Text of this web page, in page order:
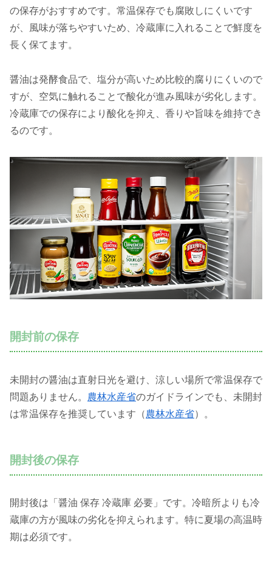
の保存がおすすめです。常温保存でも腐敗しにくいです
が、風味が落ちやすいため、冷蔵庫に入れることで鮮度を
長く保てます。
醤油は発酵食品で、塩分が高いため比較的腐りにくいので
すが、空気に触れることで酸化が進み風味が劣化します。
冷蔵庫での保存により酸化を抑え、香りや旨味を維持でき
るのです。
開封前の保存
未開封の醤油は直射日光を避け、涼しい場所で常温保存で
問題ありません。 農林水産省のガイドラインでも、未開封
は常温保存を推奨しています（農林水産省）。
開封後の保存
開封後は「醤油 保存 冷蔵庫 必要」です。冷暗所よりも冷
蔵庫の方が風味の劣化を抑えられます。特に夏場の高温時
期は必須です。